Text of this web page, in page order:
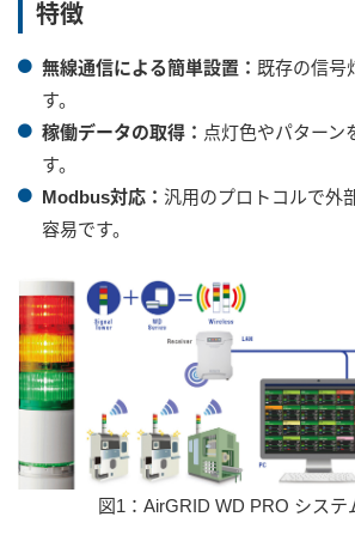
特徴
無線通信による簡単設置： 既存の信号
す。
稼働データの取得： 点灯色やパターン
す。
Modbus対応： 汎用のプロトコルで外
容易です。
図1：AirGRID WD PRO システ